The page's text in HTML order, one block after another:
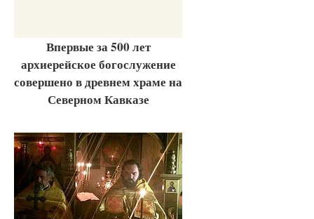
Впервые за 500 лет
архиерейское богослужение
совершено в древнем храме на
Северном Кавказе